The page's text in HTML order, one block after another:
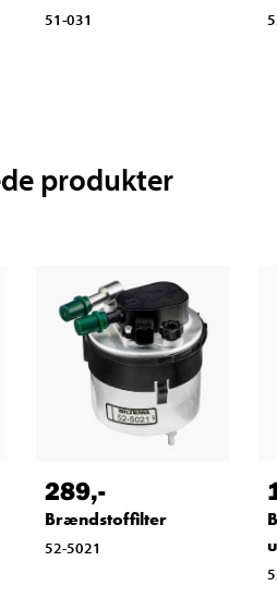
51-031
produkter
289,-
Brændstoffilter
52-5021